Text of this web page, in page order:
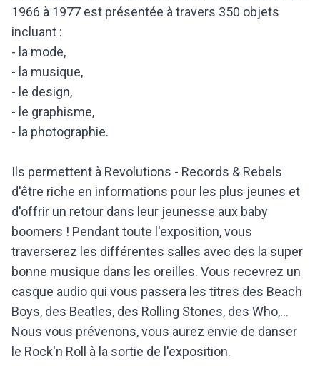
1966 à 1977 est présentée à travers 350 objets
incluant :
- la mode,
- la musique,
- le design,
- le graphisme,
- la photographie.
Ils permettent à Revolutions - Records & Rebels
d'être riche en informations pour les plus jeunes et
d'offrir un retour dans leur jeunesse aux baby
boomers ! Pendant toute l'exposition, vous
traverserez les différentes salles avec des la super
bonne musique dans les oreilles. Vous recevrez un
casque audio qui vous passera les titres des Beach
Boys, des Beatles, des Rolling Stones, des Who,...
Nous vous prévenons, vous aurez envie de danser
le Rock'n Roll à la sortie de l'exposition.